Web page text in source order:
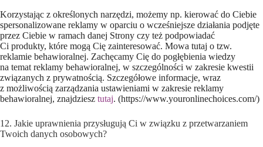
Korzystając z określonych narzędzi, możemy np. kierować do Ciebie
spersonalizowane reklamy w oparciu o wcześniejsze działania podjęte
przez Ciebie w ramach danej Strony czy też podpowiadać
Ci produkty, które mogą Cię zainteresować. Mowa tutaj o tzw.
reklamie behawioralnej. Zachęcamy Cię do pogłębienia wiedzy
na temat reklamy behawioralnej, w szczególności w zakresie kwestii
związanych z prywatnością. Szczegółowe informacje, wraz
z możliwością zarządzania ustawieniami w zakresie reklamy
behawioralnej, znajdziesz tutaj. (https://www.youronlinechoices.com/)
12. Jakie uprawnienia przysługują Ci w związku z przetwarzaniem
Twoich danych osobowych?